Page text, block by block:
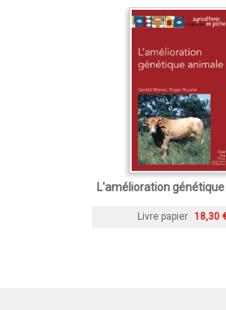
L'amélioration
Livre papier 18,30